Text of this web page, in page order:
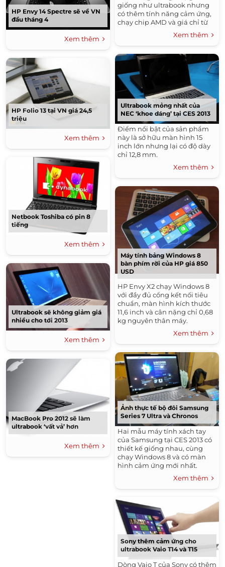
HP Envy 14 Spectre sẽ về VN
đầu tháng 4
Xem thêm
HP Folio 13 tại VN giá 24,5
triệu
Xem thêm
Netbook Toshiba có pin 8
tiếng
Xem thêm
Ultrabook sẽ không giảm giá
nhiều cho tới 2013
Xem thêm
MacBook Pro 2012 sẽ làm
ultrabook ‘vất vả’ hơn
Xem thêm
giống như ultrabook nhưng
có thêm tính năng cảm ứng,
chạy chip AMD và giá chỉ từ
Xem thêm
Ultrabook mỏng nhất của
NEC ‘khoe dáng’ tại CES 2013
Điểm nổi bật của sản phẩm
này là sở hữu màn hình 15
inch lớn nhưng lại có độ dày
chỉ 12,8 mm.
Xem thêm
Máy tính bảng Windows 8
bàn phím rời của HP giá 850
USD
HP Envy X2 chạy Windows 8
với đầy đủ cổng kết nối tiêu
chuẩn, màn hình kích thước
11,6 inch và cân nặng chỉ 0,68
kg nguyên thân máy.
Xem thêm
Ảnh thực tế bộ đôi Samsung
Series 7 Ultra và Chronos
Hai mẫu máy tính xách tay
của Samsung tại CES 2013 có
thiết kế giống nhau, cùng
chạy Windows 8 và có màn
hình cảm ứng mới nhất.
Xem thêm
Sony thêm cảm ứng cho
ultrabook Vaio T14 và T15
Dòng Vaio T của Sony có thêm